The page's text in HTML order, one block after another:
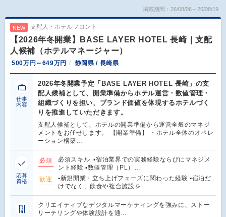
掲載期間：26/08/06～26/08/19
NEW 支配人・ホテルフロント
【2026年冬開業】BASE LAYER HOTEL 長崎｜支配
人候補（ホテルマネージャー）
500万円～649万円 静岡県 / 長崎県
仕事
内容
2026年冬開業予定「BASE LAYER HOTEL 長崎」の支
配人候補として、開業準備からホテル運営・数値管理・
組織づくりを担い、ブランド価値を体現するホテルづく
りを推進していただきます。
支配人候補として、ホテルの開業準備から運営全般のマネジ
メントをお任せします。 【開業準備】 ・ホテル全体のオペレ
ーション構築…
応募
資格
必須
必須スキル ▪︎宿泊業界での実務経験ならびにマネジメ
ント経験 ▪︎数値管理（PL）…
歓迎
▪︎新規開業・立ち上げフェーズに関わった経験 ▪︎宿泊だ
けでなく、飲食や複合施設を…
クリエイティブなデジタルマーケティングを強みに、ストー
リーテリングや体験設計を通…